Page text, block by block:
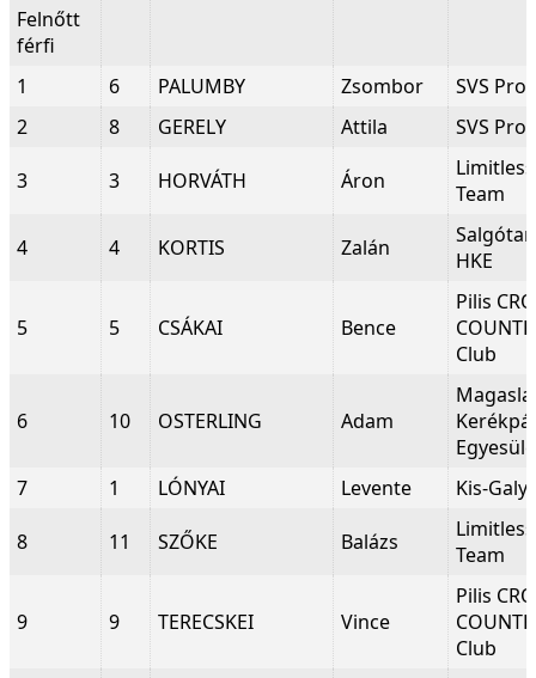
Felnőtt
férfi
1
6 PALUMBY Zsombor
SVS Pro
2
8 GERELY Attila SVS Pro
3 3 HORVÁTH Áron
Team
4 4 KORTIS Zalán
HKE
5 5 CSÁKAI Bence
Pilis
Club
6 10 OSTERLING Adam
7
1 LÓNYAI Levente Kis-
8 11 SZŐKE Balázs
Team
9 9 TERECSKEI Vince
Pilis
Club